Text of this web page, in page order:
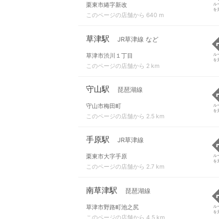
栗東市綣字新改
このページの店舗から 640 m
ル
を
草津駅 JR草津線 など
草津市渋川１丁目
このページの店舗から 2 km
ル
を
守山駅 琵琶湖線
守山市梅田町
このページの店舗から 2.5 km
ル
を
手原駅 JR草津線
栗東市大字手原
このページの店舗から 2.7 km
ル
を
南草津駅 琵琶湖線
草津市野路町池之尻
このページの店舗から 4.5 km
ル
を